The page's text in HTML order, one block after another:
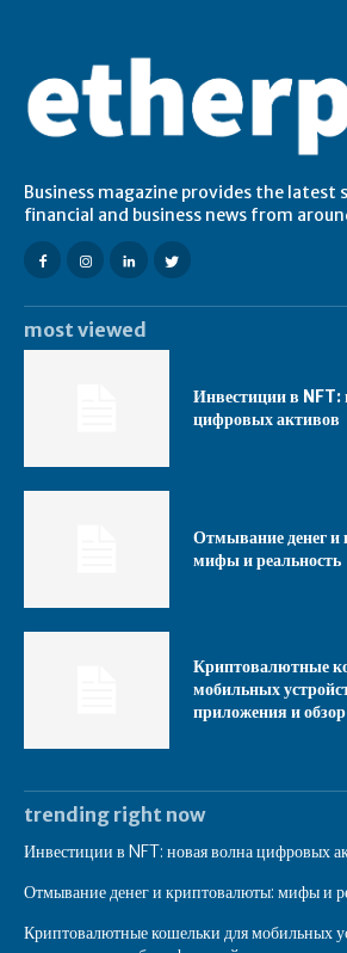
Business magazine provides the latest
financial and business news from
most viewed
Инвестиции в NFT:
цифровых активов
Отмывание денег
мифы и реальность
Криптовалютные
мобильных
приложения и
trending right now
Инвестиции в NFT: новая волна цифровых
Отмывание денег и криптовалюты: мифы и
Криптовалютные кошельки для мобильных